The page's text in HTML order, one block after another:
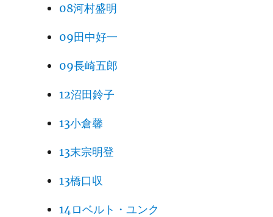
08河村盛明
09田中好一
09長崎五郎
12沼田鈴子
13小倉馨
13末宗明登
13橋口収
14ロベルト・ユンク